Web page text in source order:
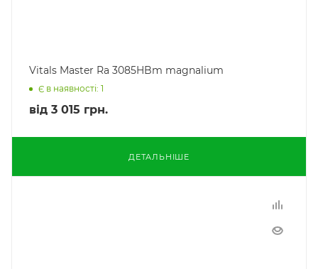
Vitals Master Ra 3085HBm magnalium
Є в наявності: 1
від 3 015 грн.
ДЕТАЛЬНІШЕ